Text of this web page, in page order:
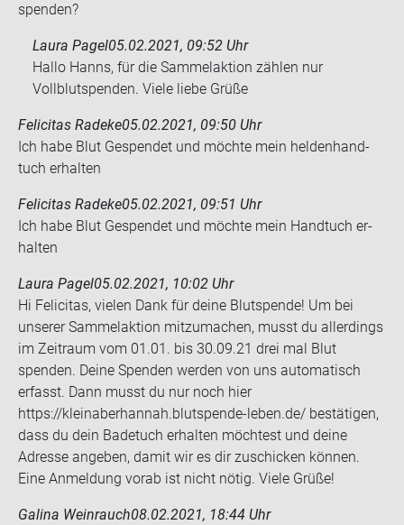
spen­den?
Laura Pagel05.02.2021, 09:52 Uhr
Hallo Hanns, für die Sammelaktion zählen nur
Vollblutspenden. Viele liebe Grüße
Felicitas Radeke05.02.2021, 09:50 Uhr
Ich habe Blut Ge­spen­det und möch­te mein hel­den­hand­
tuch er­hal­ten
Felicitas Radeke05.02.2021, 09:51 Uhr
Ich habe Blut Ge­spen­det und möch­te mein Hand­tuch er­
hal­ten
Laura Pagel05.02.2021, 10:02 Uhr
Hi Felicitas, vielen Dank für deine Blutspende! Um bei
unserer Sammelaktion mitzumachen, musst du allerdings
im Zeitraum vom 01.01. bis 30.09.21 drei mal Blut
spenden. Deine Spenden werden von uns automatisch
erfasst. Dann musst du nur noch hier
https://kleinaberhannah.blutspende-leben.de/ bestätigen,
dass du dein Badetuch erhalten möchtest und deine
Adresse angeben, damit wir es dir zuschicken können.
Eine Anmeldung vorab ist nicht nötig. Viele Grüße!
Galina Weinrauch08.02.2021, 18:44 Uhr